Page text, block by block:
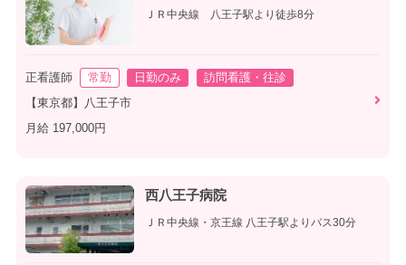
ＪＲ中央線 八王子駅より徒歩8分
正看護師 常勤 日勤のみ
訪問看護・往診
【東京都】八王子市
月給 197,000円
西八王子病院
ＪＲ中央線・京王線 八王子駅よりバス30分